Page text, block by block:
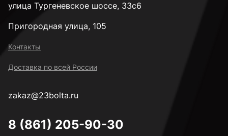
улица Тургеневское шоссе, 33с6
Пригородная улица, 105
Контакты
Доставка по всей России
zakaz@23bolta.ru
8 (861) 205-90-30